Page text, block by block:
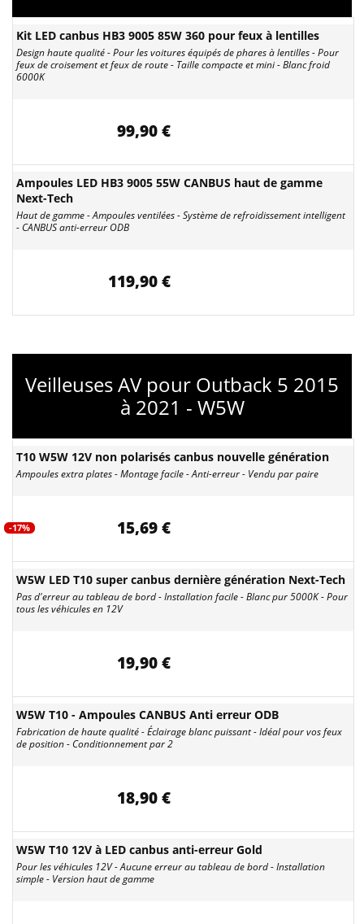
Kit LED canbus HB3 9005 85W 360 pour feux à lentilles
Design haute qualité - Pour les voitures équipés de phares à lentilles - Pour
feux de croisement et feux de route - Taille compacte et mini - Blanc froid
6000K
99,90 €
Ampoules LED HB3 9005 55W CANBUS haut de gamme
Next-Tech
Haut de gamme - Ampoules ventilées - Système de refroidissement intelligent
- CANBUS anti-erreur ODB
119,90 €
Veilleuses AV pour Outback 5 2015
à 2021 - W5W
T10 W5W 12V non polarisés canbus nouvelle génération
Ampoules extra plates - Montage facile - Anti-erreur - Vendu par paire
-17% 15,69 €
W5W LED T10 super canbus dernière génération Next-Tech
Pas d'erreur au tableau de bord - Installation facile - Blanc pur 5000K - Pour
tous les véhicules en 12V
19,90 €
W5W T10 - Ampoules CANBUS Anti erreur ODB
Fabrication de haute qualité - Éclairage blanc puissant - Idéal pour vos feux
de position - Conditionnement par 2
18,90 €
W5W T10 12V à LED canbus anti-erreur Gold
Pour les véhicules 12V - Aucune erreur au tableau de bord - Installation
simple - Version haut de gamme